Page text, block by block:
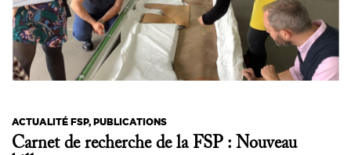
ACTUALITÉ FSP, PUBLICATIONS
Carnet de recherche de la FSP : Nouveau